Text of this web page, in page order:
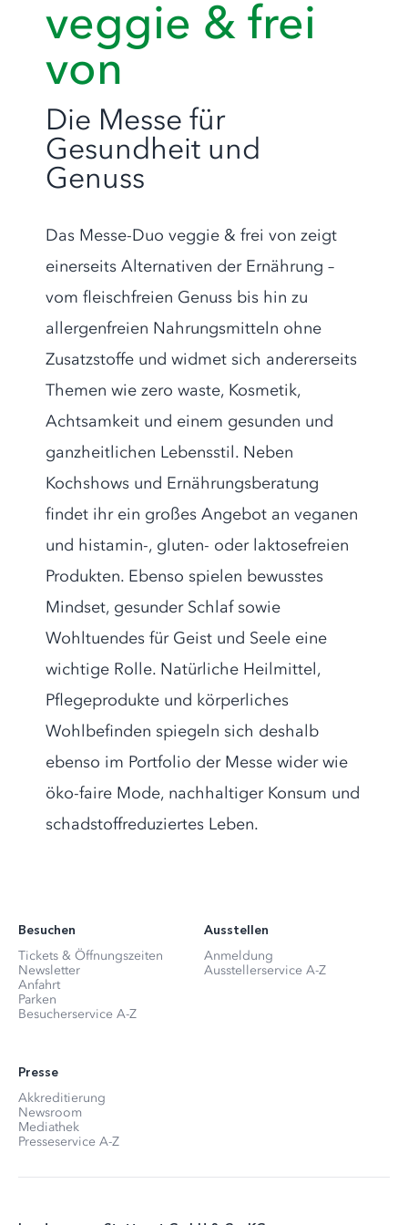
veggie & frei
von
Die Messe für
Gesundheit und
Genuss
Das Messe-Duo veggie & frei von zeigt
einerseits Alternativen der Ernährung –
vom fleischfreien Genuss bis hin zu
allergenfreien Nahrungsmitteln ohne
Zusatzstoffe und widmet sich andererseits
Themen wie zero waste, Kosmetik,
Achtsamkeit und einem gesunden und
ganzheitlichen Lebensstil. Neben
Kochshows und Ernährungsberatung
findet ihr ein großes Angebot an veganen
und histamin-, gluten- oder laktosefreien
Produkten. Ebenso spielen bewusstes
Mindset, gesunder Schlaf sowie
Wohltuendes für Geist und Seele eine
wichtige Rolle. Natürliche Heilmittel,
Pflegeprodukte und körperliches
Wohlbefinden spiegeln sich deshalb
ebenso im Portfolio der Messe wider wie
öko-faire Mode, nachhaltiger Konsum und
schadstoffreduziertes Leben.
Besuchen
Tickets & Öffnungszeiten
Newsletter
Anfahrt
Parken
Besucherservice A-Z
Ausstellen
Anmeldung
Ausstellerservice A-Z
Presse
Akkreditierung
Newsroom
Mediathek
Presseservice A-Z